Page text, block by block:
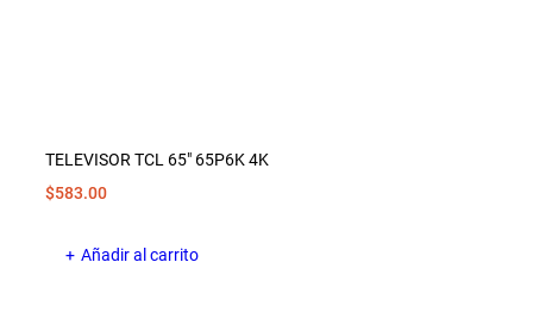
TELEVISOR TCL 65″ 65P6K 4K
$583.00
Añadir al carrito